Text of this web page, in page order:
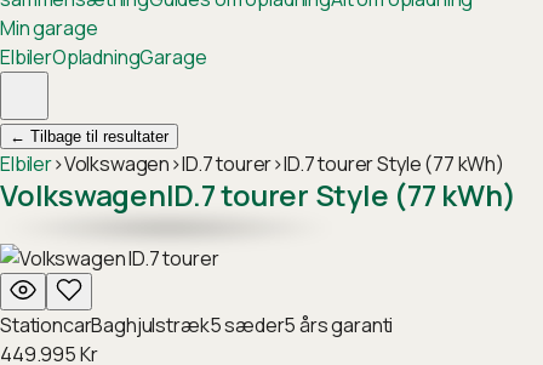
Min garage
ElbilerOpladningGarage
← Tilbage til resultater
Elbiler›Volkswagen›ID.7 tourer›ID.7 tourer Style (77 kWh)
VolkswagenID.7 tourer Style (77 kWh)
StationcarBaghjulstræk5sæder5års garanti
449.995Kr